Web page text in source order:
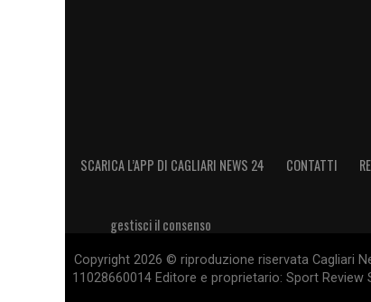
SCARICA L’APP DI CAGLIARI NEWS 24 CONTATTI
gestisci il consenso
Copyright 2026 © riproduzione riservata Cagliari
11028660014 Editore e proprietario: Sport